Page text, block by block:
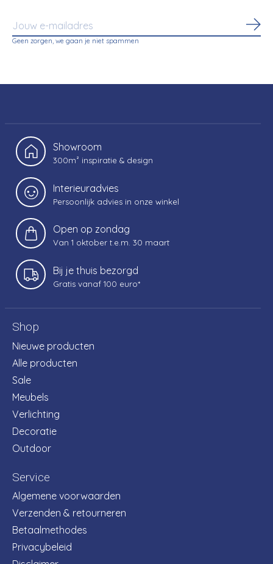
Geen zorgen, we gaan je niet spammen
Showroom
300m² inspiratie & design
Interieuradvies
Persoonlijk advies in onze winkel
Open op zondag
Van 1 oktober t.e.m. 30 maart
Bij je thuis bezorgd
Gratis vanaf 100 euro*
Shop
Nieuwe producten
Alle producten
Sale
Meubels
Verlichting
Decoratie
Outdoor
Service
Algemene voorwaarden
Verzenden & retourneren
Betaalmethodes
Privacybeleid